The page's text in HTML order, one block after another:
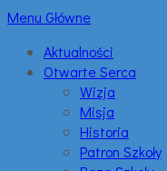
Menu Główne
Aktualności
Otwarte Serca
Wizja
Misja
Historia
Patron Szkoły